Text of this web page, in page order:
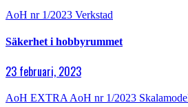
AoH nr 1/2023 Verkstad
Säkerhet i hobbyrummet
23 februari, 2023
AoH EXTRA AoH nr 1/2023